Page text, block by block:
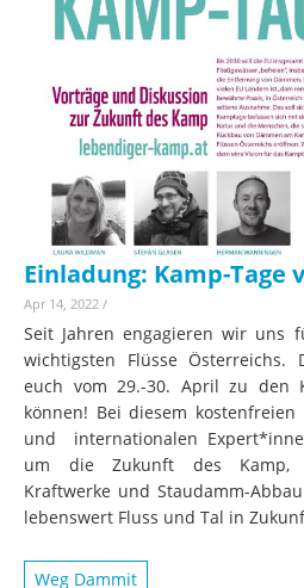
Einladung: Kamp-Tage
Apr 14, 2022 /
Seit Jahren engagieren wir uns
wichtigsten Flüsse
euch vom 29.-30. April zu den
können! Bei diesem
und internationalen
um die Zukunft des Kamp,
Kraftwerke und Staudamm-
lebenswert Fluss und Tal in
Weg Dammit